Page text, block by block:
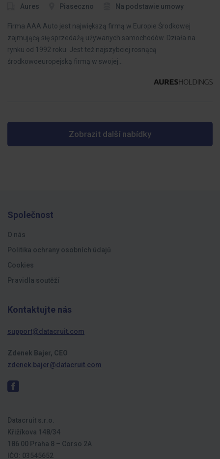
Aures Piaseczno Na podstawie umowy
Firma AAA Auto jest największą firmą w Europie Środkowej
zajmującą się sprzedażą używanych samochodów. Działa na
rynku od 1992 roku. Jest też najszybciej rosnącą
środkowoeuropejską firmą w swojej…
Zobrazit další nabídky
Společnost
O nás
Politika ochrany osobních údajů
Cookies
Pravidla soutěží
Kontaktujte nás
support@datacruit.com
Zdenek Bajer, CEO
zdenek.bajer@datacruit.com
Datacruit s.r.o.
Křižíkova 148/34
186 00 Praha 8 – Corso 2A
IČO: 03545652